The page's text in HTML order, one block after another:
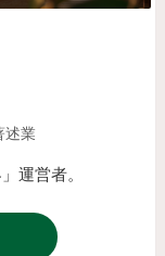
述業
運営者。